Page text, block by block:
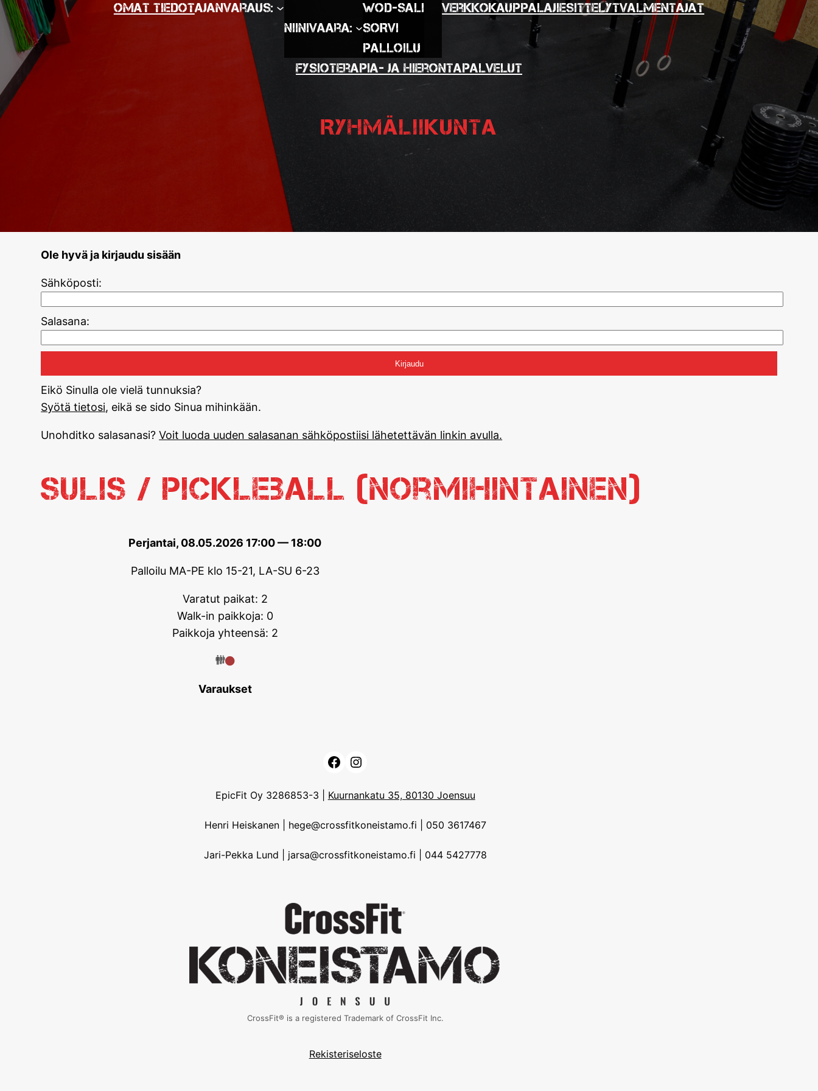
Omat tiedotAjanvaraus:
Niinivaara:
WOD-SALI
SORVI
Palloilu
VerkkokauppaLajiesittelytValmentajat
Fysioterapia- ja hierontapalvelut
Ryhmäliikunta
Ole hyvä ja kirjaudu sisään
Sähköposti:
Salasana:
Eikö Sinulla ole vielä tunnuksia?
Syötä tietosi, eikä se sido Sinua mihinkään.
Unohditko salasanasi?Voit luoda uuden salasanan sähköpostiisi lähetettävän linkin avulla.
Sulis / Pickleball (normihintainen)
Perjantai, 08.05.2026 17:00 — 18:00
Palloilu MA-PE klo 15-21, LA-SU 6-23
Varatut paikat: 2
Walk-in paikkoja: 0
Paikkoja yhteensä: 2
Varaukset
Facebook
Instagram
EpicFit Oy 3286853-3 | Kuurnankatu 35, 80130 Joensuu
Henri Heiskanen | hege@crossfitkoneistamo.fi | 050 3617467
Jari-Pekka Lund | jarsa@crossfitkoneistamo.fi | 044 5427778
CrossFit® is a registered Trademark of CrossFit Inc.
Rekisteriseloste